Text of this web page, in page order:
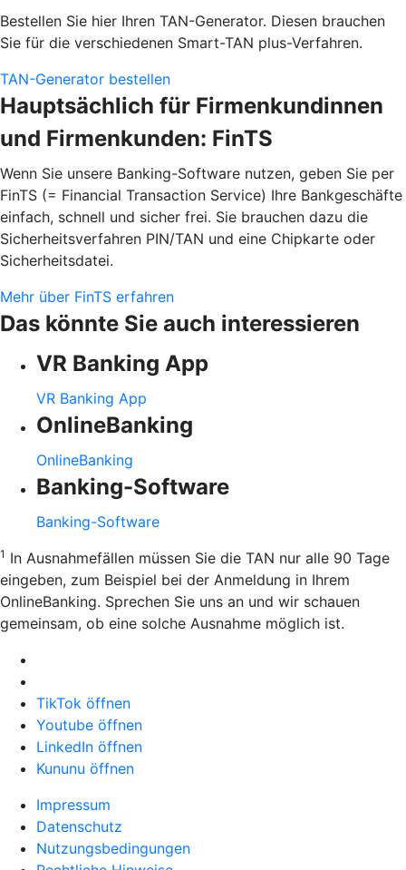
Bestellen Sie hier Ihren TAN-Generator. Diesen brauchen
Sie für die verschiedenen Smart-TAN plus-Verfahren.
TAN-Generator bestellen
Hauptsächlich für Firmenkundinnen
und Firmenkunden: FinTS
Wenn Sie unsere Banking-Software nutzen, geben Sie per
FinTS (= Financial Transaction Service) Ihre Bankgeschäfte
einfach, schnell und sicher frei. Sie brauchen dazu die
Sicherheitsverfahren PIN/TAN und eine Chipkarte oder
Sicherheitsdatei.
Mehr über FinTS erfahren
Das könnte Sie auch interessieren
VR Banking App
VR Banking App
OnlineBanking
OnlineBanking
Banking-Software
Banking-Software
1 In Ausnahmefällen müssen Sie die TAN nur alle 90 Tage
eingeben, zum Beispiel bei der Anmeldung in Ihrem
OnlineBanking. Sprechen Sie uns an und wir schauen
gemeinsam, ob eine solche Ausnahme möglich ist.
TikTok öffnen
Youtube öffnen
LinkedIn öffnen
Kununu öffnen
Impressum
Datenschutz
Nutzungsbedingungen